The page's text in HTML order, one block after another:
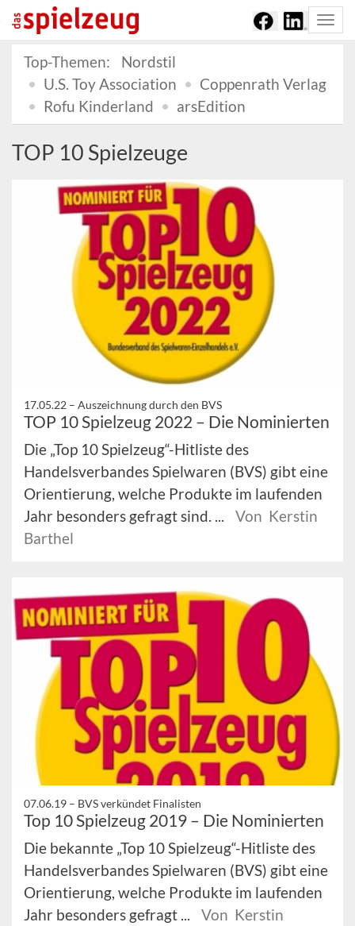
Top-Themen:
Nordstil
U.S. Toy Association
Coppenrath Verlag
Rofu Kinderland
arsEdition
TOP 10 Spielzeuge
17.05.22 – Auszeichnung durch den BVS
TOP 10 Spielzeug 2022 – Die Nominierten
Die „Top 10 Spielzeug“-Hitliste des
Handelsverbandes Spielwaren (BVS) gibt eine
Orientierung, welche Produkte im laufenden
Jahr besonders gefragt sind. ...
Von Kerstin
Barthel
07.06.19 – BVS verkündet Finalisten
Top 10 Spielzeug 2019 – Die Nominierten
Die bekannte „Top 10 Spielzeug“-Hitliste des
Handelsverbandes Spielwaren (BVS) gibt eine
Orientierung, welche Produkte im laufenden
Jahr besonders gefragt ...
Von Kerstin